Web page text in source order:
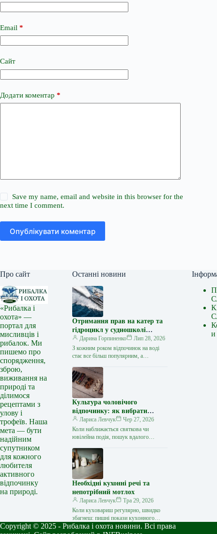
Email *
Сайт
Додати коментар *
Save my name, email and website in this browser for the
next time I comment.
Опублікувати коментар
Про сайт
«Рибалка і
охота» —
портал для
мисливців і
рибалок. Ми
пишемо про
спорядження,
зброю,
виживання на
природі та
ділимося
рецептами з
улову і
трофеїв. Наша
мета — бути
надійним
супутником
для кожного
любителя
активного
відпочинку
на природі.
Останні новини
Отримання прав на катер та
гідроцикл у судношколі
«Либідь-А»: від теорії до
іспиту
Дарина Горпиненко
Лип 28, 2026
З кожним роком відпочинок на воді
стає все більш популярним, а
чи гідроциклом відкриває нові
горизонти…
Культура чоловічого
відпочинку: як вибрати
стильний та корисний
подарунок
Лариса Левчук
Чер 27, 2026
Коли наближається святкова чи
ювілейна подія, пошук вдалого
близької людини нерідко
перетворюється на складне завдання.
…
Необхідні кухонні речі та
непотрібний мотлох
Лариса Левчук
Тра 29, 2026
Коли куховариш регулярно, швидко
збагнеш: пишні покази кухонного
начиння – то зайве. Зібрала відвертий
и
Copyright © 2025 - Рибалка і охота новини. Всі права